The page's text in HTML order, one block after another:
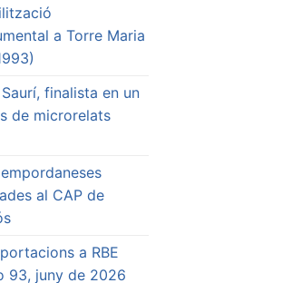
a Torre Maria
finalista en un
de microrelats
al CAP de
a RBE
93, juny de 2026